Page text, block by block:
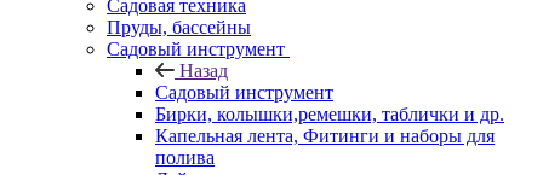
Садовая техника
Пруды, бассейны
Садовый инструмент
Назад
Садовый инструмент
Бирки, колышки,ремешки, таблички и др.
Капельная лента, Фитинги и наборы для
полива